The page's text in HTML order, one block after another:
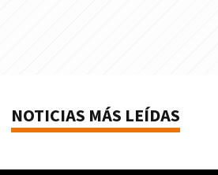
NOTICIAS MÁS LEÍDAS